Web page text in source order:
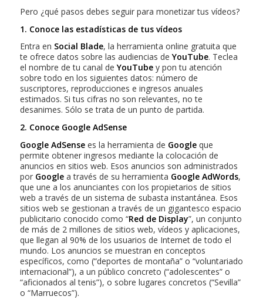
Pero ¿qué pasos debes seguir para monetizar tus vídeos?
1. Conoce las estadísticas de tus vídeos
Entra en Social Blade, la herramienta online gratuita que
te ofrece datos sobre las audiencias deYouTube. Teclea
el nombre de tu canal deYouTubey pon tu atención
sobre todo en los siguientes datos: número de
suscriptores, reproducciones e ingresos anuales
estimados. Si tus cifras no son relevantes, no te
desanimes. Sólo se trata de un punto de partida.
2. Conoce Google AdSense
Google AdSensees la herramienta de Googleque
permite obtener ingresos mediante la colocación de
anuncios en sitios web. Esos anuncios son administrados
por Googlea través de su herramienta Google AdWords,
que une a los anunciantes con los propietarios de sitios
web a través de un sistema de subasta instantánea. Esos
sitios web se gestionan a través de un gigantesco espacio
publicitario conocido como “Red de Display”, un conjunto
de más de 2 millones de sitios web, vídeos y aplicaciones,
que llegan al 90% de los usuarios de Internet de todo el
mundo. Los anuncios se muestran en conceptos
específicos, como (“deportes de montaña” o “voluntariado
internacional”), a un público concreto (“adolescentes” o
“aficionados al tenis”), o sobre lugares concretos (“Sevilla”
o “Marruecos”).